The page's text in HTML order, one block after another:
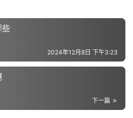
些
2024年12月8日 下午3:23
下一篇